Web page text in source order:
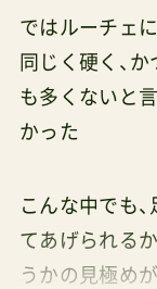
ではルーチェ
同じく硬く、
も多くないと
かった
こんな中でも
てあげられる
うかの見極め